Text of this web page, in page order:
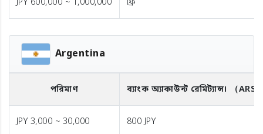
JPY 600,000 ~ 1,000,000 ফ্রি
Argentina
পরিমাণ ব্যাংক অ্যাকাউন্ট রেমিট্যান্স। （ARS
JPY 3,000 ~ 30,000 800 JPY